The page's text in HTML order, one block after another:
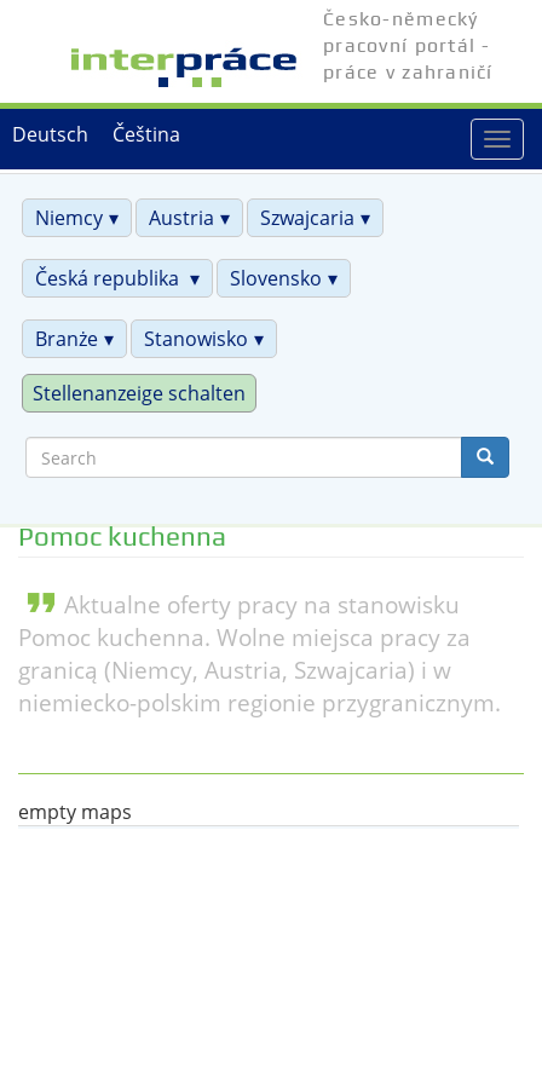
Čeština
Deutsch
Česko-německý
pracovní portál -
práce v zahraničí
Niemcy
Austria Szwajcaria
Česká republika Slovensko
Branże Stanowisko
Stellenanzeige schalten
Pomoc kuchenna
format_quote Aktualne oferty pracy na stanowisku
Pomoc kuchenna. Wolne miejsca pracy za
granicą (Niemcy, Austria, Szwajcaria) i w
niemiecko-polskim regionie przygranicznym.
empty maps